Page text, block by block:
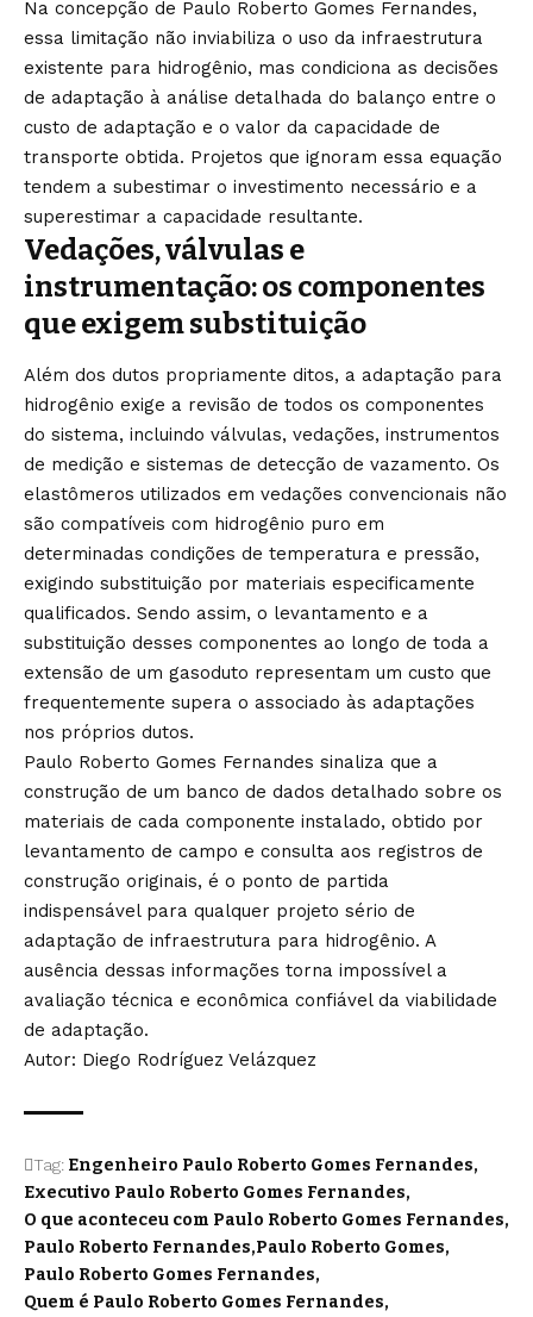
Na concepção de Paulo Roberto Gomes Fernandes,
essa limitação não inviabiliza o uso da infraestrutura
existente para hidrogênio, mas condiciona as decisões
de adaptação à análise detalhada do balanço entre o
custo de adaptação e o valor da capacidade de
transporte obtida. Projetos que ignoram essa equação
tendem a subestimar o investimento necessário e a
superestimar a capacidade resultante.
Vedações, válvulas e
instrumentação: os componentes
que exigem substituição
Além dos dutos propriamente ditos, a adaptação para
hidrogênio exige a revisão de todos os componentes
do sistema, incluindo válvulas, vedações, instrumentos
de medição e sistemas de detecção de vazamento. Os
elastômeros utilizados em vedações convencionais não
são compatíveis com hidrogênio puro em
determinadas condições de temperatura e pressão,
exigindo substituição por materiais especificamente
qualificados. Sendo assim, o levantamento e a
substituição desses componentes ao longo de toda a
extensão de um gasoduto representam um custo que
frequentemente supera o associado às adaptações
nos próprios dutos.
Paulo Roberto Gomes Fernandes sinaliza que a
construção de um banco de dados detalhado sobre os
materiais de cada componente instalado, obtido por
levantamento de campo e consulta aos registros de
construção originais, é o ponto de partida
indispensável para qualquer projeto sério de
adaptação de infraestrutura para hidrogênio. A
ausência dessas informações torna impossível a
avaliação técnica e econômica confiável da viabilidade
de adaptação.
Autor: Diego Rodríguez Velázquez
Tag: Engenheiro Paulo Roberto Gomes Fernandes
Executivo Paulo Roberto Gomes Fernandes
O que aconteceu com Paulo Roberto Gomes Fernandes
Paulo Roberto Fernandes Paulo Roberto Gomes
Paulo Roberto Gomes Fernandes
Quem é Paulo Roberto Gomes Fernandes